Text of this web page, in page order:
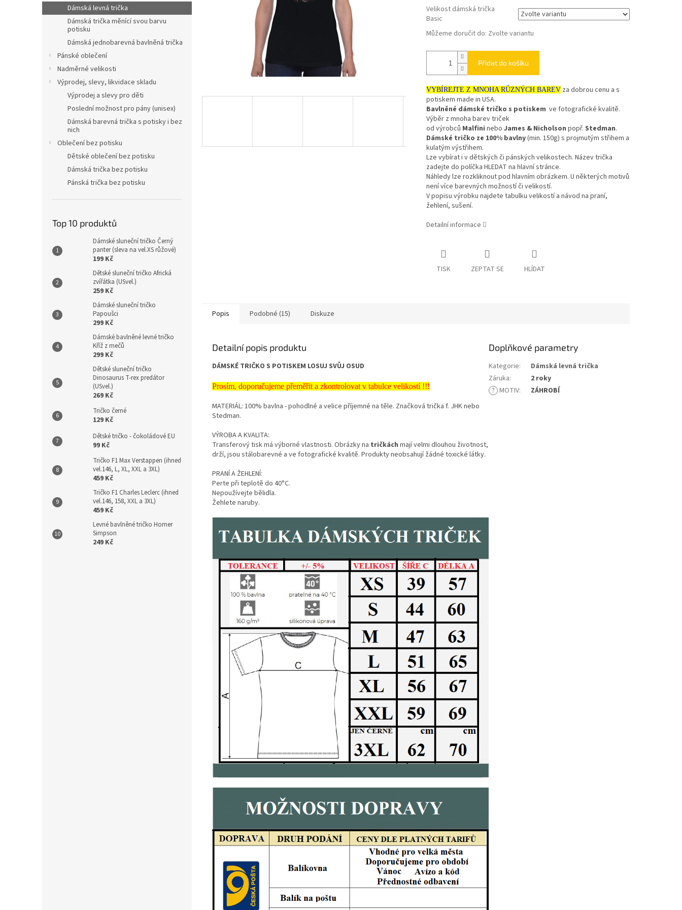
n
e
Dámská levná trička
Dámská trička měnící svou barvu
potisku
Dámská jednobarevná bavlněná trička
Pánské oblečení
Nadměrné velikosti
Výprodej, slevy, likvidace skladu
Výprodej a slevy pro děti
Poslední možnost pro pány (unisex)
Dámská barevná trička s potisky i bez
nich
Oblečení bez potisku
Dětské oblečení bez potisku
Dámská trička bez potisku
Pánská trička bez potisku
Top 10 produktů
Dámské sluneční tričko Černý
panter (sleva na vel.XS růžové)
199 Kč
Dětské sluneční tričko Africká
zvířátka (USvel.)
259 Kč
Dámské sluneční tričko
Papoušci
299 Kč
Dámské bavlněné levné tričko
Kříž z mečů
299 Kč
Dětské sluneční tričko
Dinosaurus T-rex predátor
(USvel.)
269 Kč
Tričko černé
129 Kč
Dětské tričko - čokoládové EU
99 Kč
Tričko F1 Max Verstappen (ihned
vel.146, L, XL, XXL a 3XL)
459 Kč
Tričko F1 Charles Leclerc (ihned
vel.146, 158, XXL a 3XL)
459 Kč
Levné bavlněné tričko Homer
Simpson
249 Kč
Velikost dámská trička
Basic
Můžeme doručit do: Zvolte variantu
Přidat do košíku
VYBÍREJTE Z MNOHA RŮZNÝCH BAREV za dobrou cenu a s
potiskem made in USA.
Bavlněné dámské tričko s potiskem ve fotografické kvalitě.
Výběr z mnoha barev triček
od výrobců Malfini nebo James & Nicholson popř. Stedman.
Dámské tričko ze 100% bavlny(min. 150g) s projmutým střihem a
kulatým výstřihem.
Lze vybírat i v dětských či pánských velikostech. Název trička
zadejte do políčka HLEDAT na hlavní stránce.
Náhledy lze rozkliknout pod hlavním obrázkem. U některých motivů
není více barevných možností či velikostí.
V popisu výrobku najdete tabulku velikostí a návod na praní,
žehlení, sušení.
Detailní informace
TISK ZEPTAT SE HLÍDAT
Popis Podobné (15) Diskuze
Detailní popis produktu
DÁMSKÉ TRIČKO S POTISKEM LOSUJ SVŮJ OSUD
Prosím, doporučujeme přeměřit a zkontrolovat v tabulce velikostí !!!
MATERIÁL: 100% bavlna - pohodlné a velice příjemné na těle. Značková trička f. JHK nebo
Stedman.
VÝROBA A KVALITA:
Transferový tisk má výborné vlastnosti. Obrázky na tričkách mají velmi dlouhou životnost,
drží, jsou stálobarevné a ve fotografické kvalitě. Produkty neobsahují žádné toxické látky.
PRANÍ A ŽEHLENÍ:
Perte při teplotě do 40°C.
Nepoužívejte bělidla.
Žehlete naruby.
Doplňkové parametry
Kategorie:
Dámská levná trička
Záruka:
2 roky
? MOTIV: ZÁHROBÍ